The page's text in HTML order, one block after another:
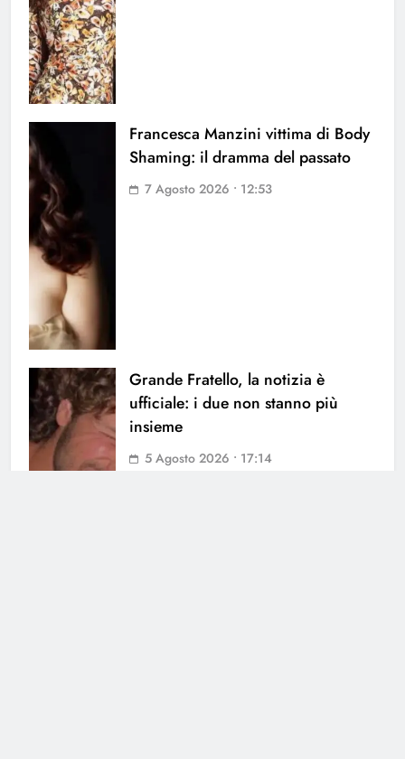
Francesca Manzini vittima di Body
Shaming: il dramma del passato
7 Agosto 2026 • 12:53
Grande Fratello, la notizia è
ufficiale: i due non stanno più
insieme
5 Agosto 2026 • 17:14